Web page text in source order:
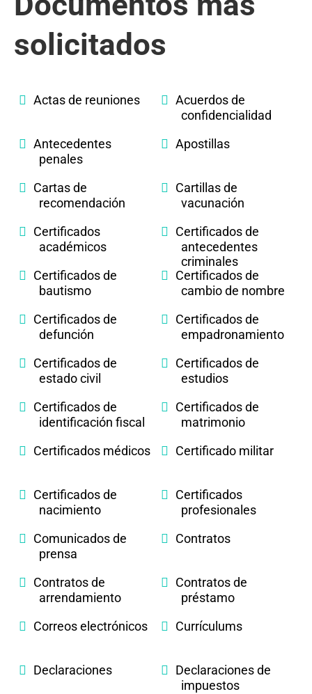
solicitados
Actas de reuniones
Acuerdos de
confidencialidad
Antecedentes
penales
Apostillas
Cartas de
recomendación
Cartillas de
vacunación
Certificados
académicos
Certificados de
antecedentes
criminales
Certificados de
bautismo
Certificados de
cambio de nombre
Certificados de
defunción
Certificados de
empadronamiento
Certificados de
estado civil
Certificados de
estudios
Certificados de
identificación fiscal
Certificados de
matrimonio
Certificados médicos
Certificado militar
Certificados de
nacimiento
Certificados
profesionales
Comunicados de
prensa
Contratos
Contratos de
arrendamiento
Contratos de
préstamo
Correos electrónicos
Currículums
Declaraciones
Declaraciones de
impuestos